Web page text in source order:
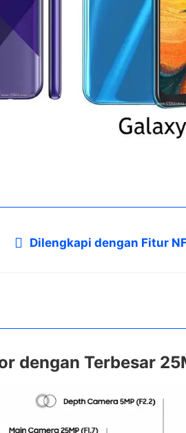
Dilengkapi dengan Fitur
dengan Terbesar